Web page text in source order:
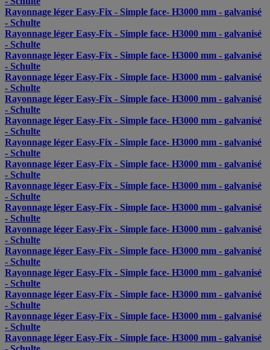
Rayonnage léger Easy-Fix - Simple face- H3000 mm - galvanisé
- Schulte
Rayonnage léger Easy-Fix - Simple face- H3000 mm - galvanisé
- Schulte
Rayonnage léger Easy-Fix - Simple face- H3000 mm - galvanisé
- Schulte
Rayonnage léger Easy-Fix - Simple face- H3000 mm - galvanisé
- Schulte
Rayonnage léger Easy-Fix - Simple face- H3000 mm - galvanisé
- Schulte
Rayonnage léger Easy-Fix - Simple face- H3000 mm - galvanisé
- Schulte
Rayonnage léger Easy-Fix - Simple face- H3000 mm - galvanisé
- Schulte
Rayonnage léger Easy-Fix - Simple face- H3000 mm - galvanisé
- Schulte
Rayonnage léger Easy-Fix - Simple face- H3000 mm - galvanisé
- Schulte
Rayonnage léger Easy-Fix - Simple face- H3000 mm - galvanisé
- Schulte
Rayonnage léger Easy-Fix - Simple face- H3000 mm - galvanisé
- Schulte
Rayonnage léger Easy-Fix - Simple face- H3000 mm - galvanisé
- Schulte
Rayonnage léger Easy-Fix - Simple face- H3000 mm - galvanisé
- Schulte
Rayonnage léger Easy-Fix - Simple face- H3000 mm - galvanisé
- Schulte
Rayonnage léger Easy-Fix - Simple face- H3000 mm - galvanisé
- Schulte
Rayonnage léger Easy-Fix - Simple face- H3000 mm - galvanisé